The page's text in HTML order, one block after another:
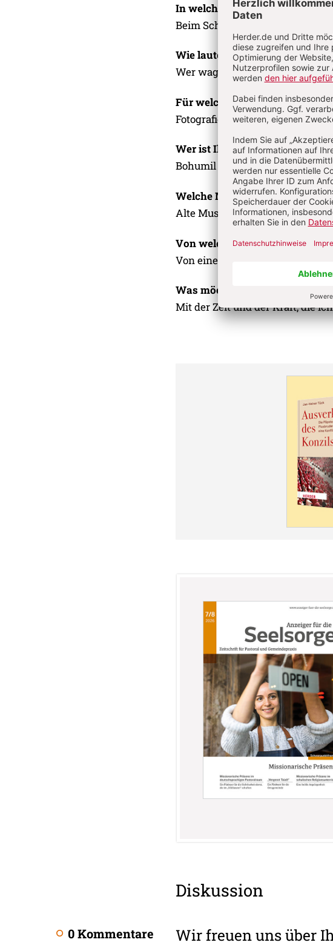
In welchen Momenten
Beim Schwimmen im Meer im
Wie lautet Ihr Lebensmotto?
Wer wagt, gewinnt
Für welche Hobbys nehmen
Fotografieren
Wer ist Ihr
Bohumil Hrabal
Welche Musik bevorzugen Sie?
Alte Musik aus der Barockzeit
Von welchem Leben träumen
Von einem Leben als Gärtner
Was möchten Sie im Leben
Mit der Zeit und der Kraft, die
Infos
Diskussion
0 Kommentare Wir freuen uns über